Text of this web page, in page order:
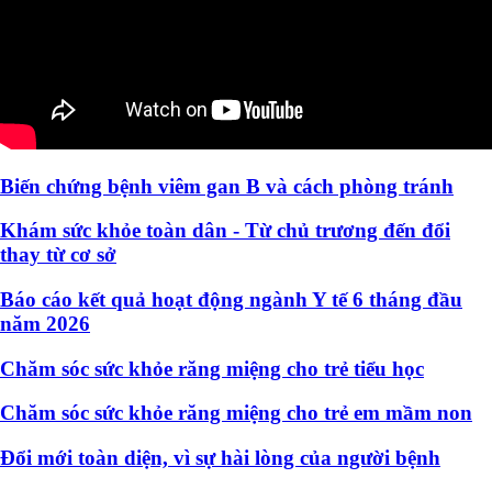
Biến chứng bệnh viêm gan B và cách phòng tránh
Khám sức khỏe toàn dân - Từ chủ trương đến đổi
thay từ cơ sở
Báo cáo kết quả hoạt động ngành Y tế 6 tháng đầu
năm 2026
Chăm sóc sức khỏe răng miệng cho trẻ tiểu học
Chăm sóc sức khỏe răng miệng cho trẻ em mầm non
Đổi mới toàn diện, vì sự hài lòng của người bệnh